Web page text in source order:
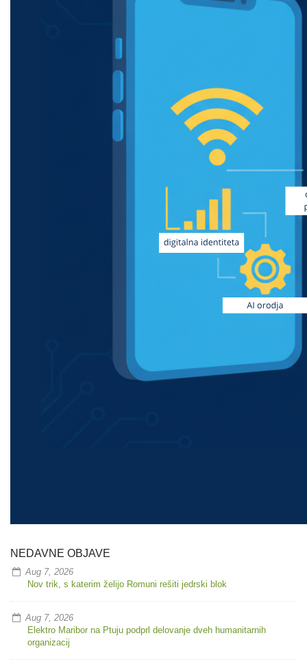
NEDAVNE OBJAVE
Aug 7, 2026
Nov trik, s katerim želijo Romuni rešiti jedrski blok
Aug 7, 2026
Elektro Maribor na Ptuju podprl delovanje dveh humanitarnih
organizacij